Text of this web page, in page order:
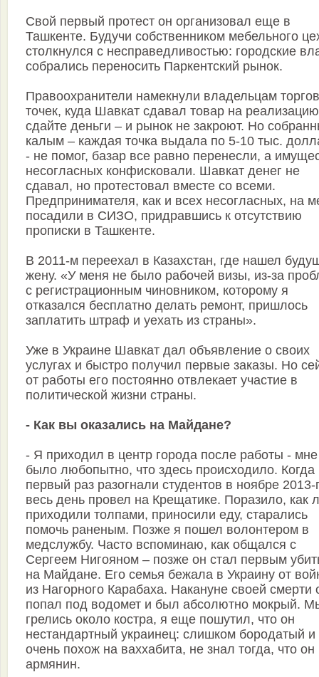
Свой первый протест он организовал еще в
Ташкенте. Будучи собственником мебельного
столкнулся с несправедливостью: городские
собрались переносить Паркентский рынок.
Правоохранители намекнули владельцам
точек, куда Шавкат сдавал товар на
сдайте деньги – и рынок не закроют. Но
калым – каждая точка выдала по 5-10 тыс.
- не помог, базар все равно перенесли, а
несогласных конфисковали. Шавкат денег не
сдавал, но протестовал вместе со всеми.
Предпринимателя, как и всех несогласных, на
посадили в СИЗО, придравшись к отсутствию
прописки в Ташкенте.
В 2011-м переехал в Казахстан, где нашел
жену. «У меня не было рабочей визы, из-за
с регистрационным чиновником, которому я
отказался бесплатно делать ремонт, пришлось
заплатить штраф и уехать из страны».
Уже в Украине Шавкат дал объявление о своих
услугах и быстро получил первые заказы. Но
от работы его постоянно отвлекает участие в
политической жизни страны.
- Как вы оказались на Майдане?
- Я приходил в центр города после работы - мне
было любопытно, что здесь происходило. Когда
первый раз разогнали студентов в ноябре 2013-
весь день провел на Крещатике. Поразило, как
приходили толпами, приносили еду, старались
помочь раненым. Позже я пошел волонтером в
медслужбу. Часто вспоминаю, как общался с
Сергеем Нигояном – позже он стал первым
на Майдане. Его семья бежала в Украину от
из Нагорного Карабаха. Накануне своей смерти
попал под водомет и был абсолютно мокрый.
грелись около костра, я еще пошутил, что он
нестандартный украинец: слишком бородатый и
очень похож на ваххабита, не знал тогда, что он
армянин.